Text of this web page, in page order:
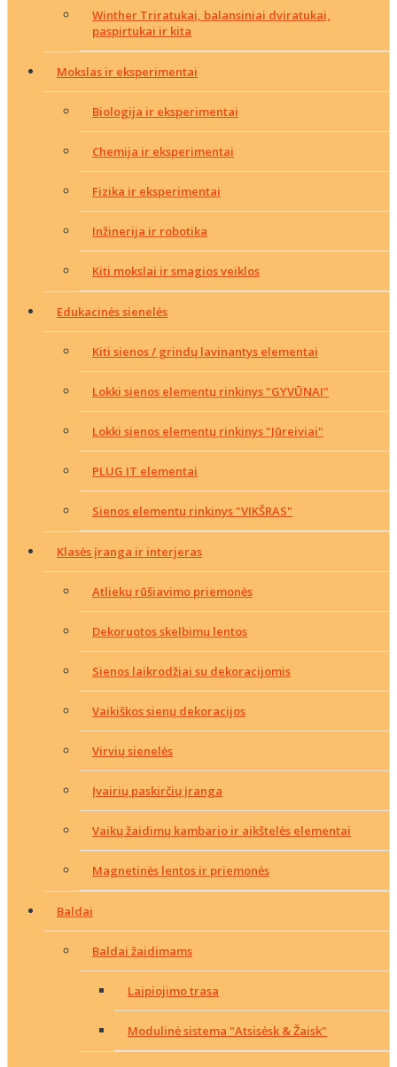
Winther Triratukai, balansiniai dviratukai,
paspirtukai ir kita
Mokslas ir eksperimentai
Biologija ir eksperimentai
Chemija ir eksperimentai
Fizika ir eksperimentai
Inžinerija ir robotika
Kiti mokslai ir smagios veiklos
Edukacinės sienelės
Kiti sienos / grindų lavinantys elementai
Lokki sienos elementų rinkinys "GYVŪNAI"
Lokki sienos elementų rinkinys "Jūreiviai"
PLUG IT elementai
Sienos elementų rinkinys "VIKŠRAS"
Klasės įranga ir interjeras
Atliekų rūšiavimo priemonės
Dekoruotos skelbimų lentos
Sienos laikrodžiai su dekoracijomis
Vaikiškos sienų dekoracijos
Virvių sienelės
Įvairių paskirčių įranga
Vaikų žaidimų kambario ir aikštelės elementai
Magnetinės lentos ir priemonės
Baldai
Baldai žaidimams
Laipiojimo trasa
Modulinė sistema "Atsisėsk & Žaisk"